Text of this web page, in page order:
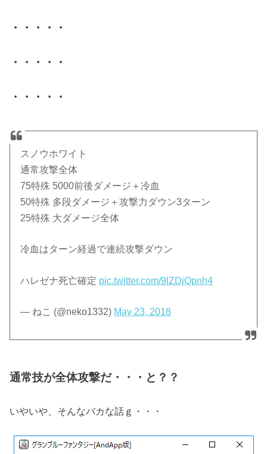
・・・・・
・・・・・
・・・・・
スノウホワイト
通常攻撃全体
75特殊 5000前後ダメージ＋冷血
50特殊 多段ダメージ＋攻撃力ダウン3ターン
25特殊 大ダメージ全体
冷血はターン経過で連続攻撃ダウン
ハレゼナ死亡確定 pic.twitter.com/9lZDjQpnh4
— ねこ (@neko1332) May 23, 2018
通常技が全体攻撃だ・・・と？？
いやいや、そんなバカな話ｇ・・・